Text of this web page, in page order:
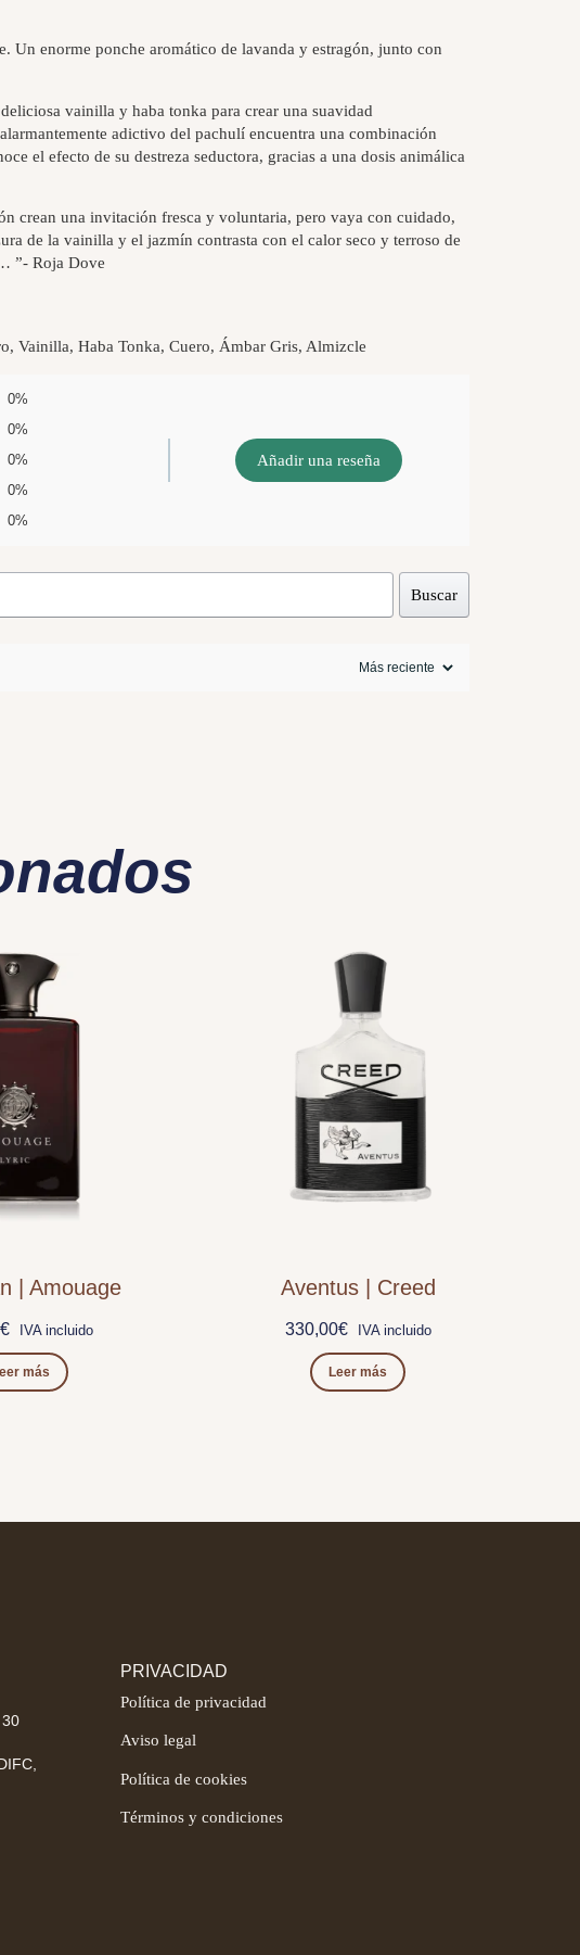
Un enorme ponche aromático de lavanda y estragón, junto con
vainilla y haba tonka para crear una suavidad
adictivo del pachulí encuentra una combinación
el efecto de su destreza seductora, gracias a una dosis animálica
crean una invitación fresca y voluntaria, pero vaya con cuidado,
de la vainilla y el jazmín contrasta con el calor seco y terroso de
”- Roja Dove
Vainilla, Haba Tonka, Cuero, Ámbar Gris, Almizcle
0%
0%
0%
0%
0%
Añadir una reseña
Buscar
| Amouage
€ IVA incluido
más
Aventus | Creed
330,00€ IVA incluido
Leer más
PRIVACIDAD
Política de privacidad
Aviso legal
Política de cookies
Términos y condiciones